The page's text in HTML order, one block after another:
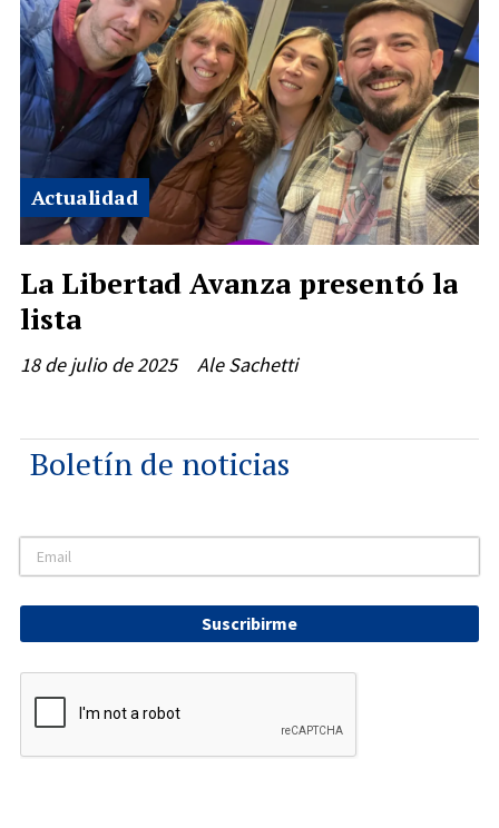
La Libertad Avanza presentó la
lista
Ale Sachetti
Actualidad
18 de julio de 2025
Boletín de noticias
Suscribirme